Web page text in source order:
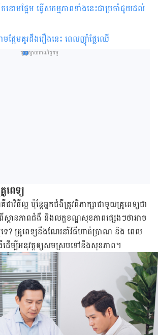
នោមផ្អែម ធ្វើសកម្មភាពទាំងនេះជាប្រចាំជួយដល់
ផ្អែមគួរដឹងរឿងនេះ ពេលញ៉ាំផ្លែឈើ
ផ្សព្វផ្សាយពាណិជ្ជកម្ម
ពេទ្យ
ាវិធីល្អ ប៉ុន្ដែអ្នកជំងឺត្រូវពិភាក្សាជាមួយគ្រូពេទ្យជា
ថានភាពជំងឺ និងលក្ខខណ្ឌសុខភាពផ្សេងៗថាអាច
េ? គ្រូពេទ្យនឹងណែរនាំវិធីហាត់ប្រាណ និង ពេល
ដើម្បីអនុវត្ដឲ្យសមស្របទៅនឹងសុខភាព។